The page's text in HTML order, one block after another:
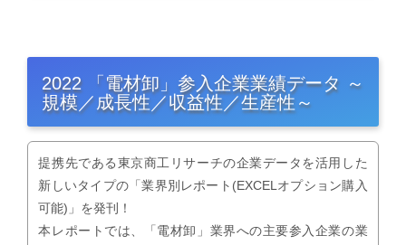
2022 「電材卸」参入企業業績データ ～
規模／成長性／収益性／生産性～
提携先である東京商工リサーチの企業データを活用した
新しいタイプの「業界別レポート(EXCELオプション購入
可能)」を発刊！
本レポートでは、「電材卸」業界への主要参入企業の業